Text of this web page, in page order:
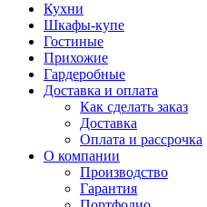
Кухни
Шкафы-купе
Гостиные
Прихожие
Гардеробные
Доставка и оплата
Как сделать заказ
Доставка
Оплата и рассрочка
О компании
Производство
Гарантия